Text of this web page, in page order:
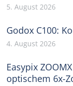
5. August 2026
Godox C100:
4. August 2026
Easypix
optischem 6x-